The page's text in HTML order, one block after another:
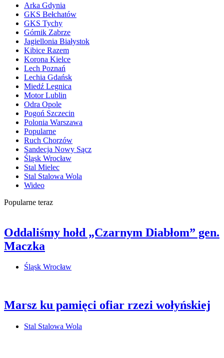
Arka Gdynia
GKS Bełchatów
GKS Tychy
Górnik Zabrze
Jagiellonia Białystok
Kibice Razem
Korona Kielce
Lech Poznań
Lechia Gdańsk
Miedź Legnica
Motor Lublin
Odra Opole
Pogoń Szczecin
Polonia Warszawa
Popularne
Ruch Chorzów
Sandecja Nowy Sącz
Śląsk Wrocław
Stal Mielec
Stal Stalowa Wola
Wideo
Popularne teraz
Oddaliśmy hołd „Czarnym Diabłom” gen.
Maczka
Śląsk Wrocław
Marsz ku pamięci ofiar rzezi wołyńskiej
Stal Stalowa Wola